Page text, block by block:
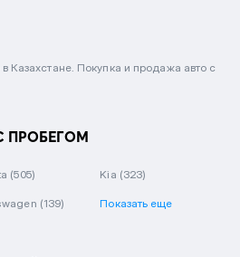
Казахстане. Покупка и продажа авто с
ПРОБЕГОМ
(505) Kia (323)
(139) Показать еще